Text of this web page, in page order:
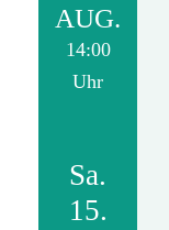
AUG.
14:00
Uhr
Sa.
15.